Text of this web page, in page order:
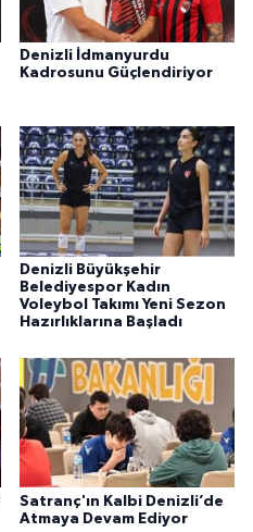
Denizli İdmanyurdu
Kadrosunu Güçlendiriyor
Denizli Büyükşehir
Belediyespor Kadın
Voleybol Takımı Yeni Sezon
Hazırlıklarına Başladı
Satranç'ın Kalbi Denizli’de
Atmaya Devam Ediyor